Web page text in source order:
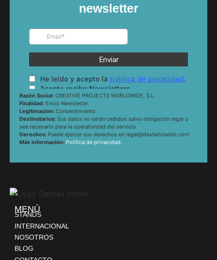
newsletter
Razón Social: CREATIVE PROJECTS WORLDWIDE, S.L.
Finalidad: Envío Newsletter.
Legitimación: Consentimiento.
Destinatarios: Sus datos no serán cedidos salvo obligación legal o
sea necesario para la operatividad del servicio
Derechos: Puede ejercer sus derechos en legal@dextailstands.com
Más información: Política de privacidad.
MENÚ
STANDS
INTERNACIONAL
NOSOTROS
BLOG